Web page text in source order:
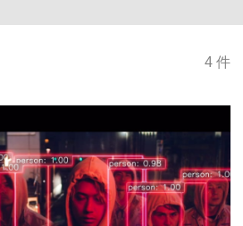
4 件